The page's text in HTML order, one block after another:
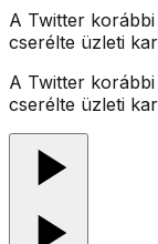
A Twitter
cserélte üzleti
A Twitter
cserélte üzleti